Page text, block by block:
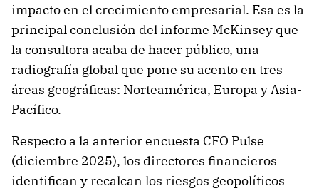
impacto en el crecimiento empresarial. Esa es la
principal conclusión del informe McKinsey que
la consultora acaba de hacer público, una
radiografía global que pone su acento en tres
áreas geográficas: Norteamérica, Europa y Asia-
Pacífico.
Respecto a la anterior encuesta CFO Pulse
(diciembre 2025), los directores financieros
identifican y recalcan los riesgos geopolíticos